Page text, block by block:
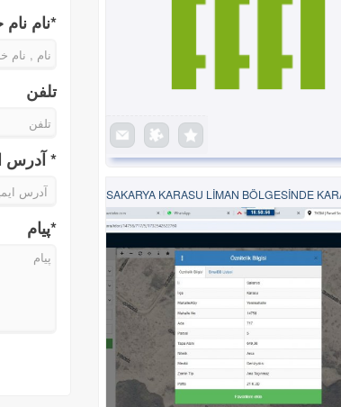
SAKARYA KARASU LIMAN BÖLGESINDE
*نام نام
تلفن
* آدرس
*پیام